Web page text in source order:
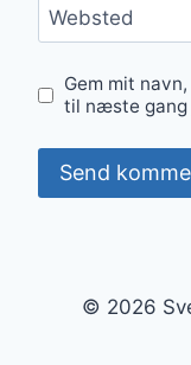
Websted
Gem mit
til næste gang
© 2026